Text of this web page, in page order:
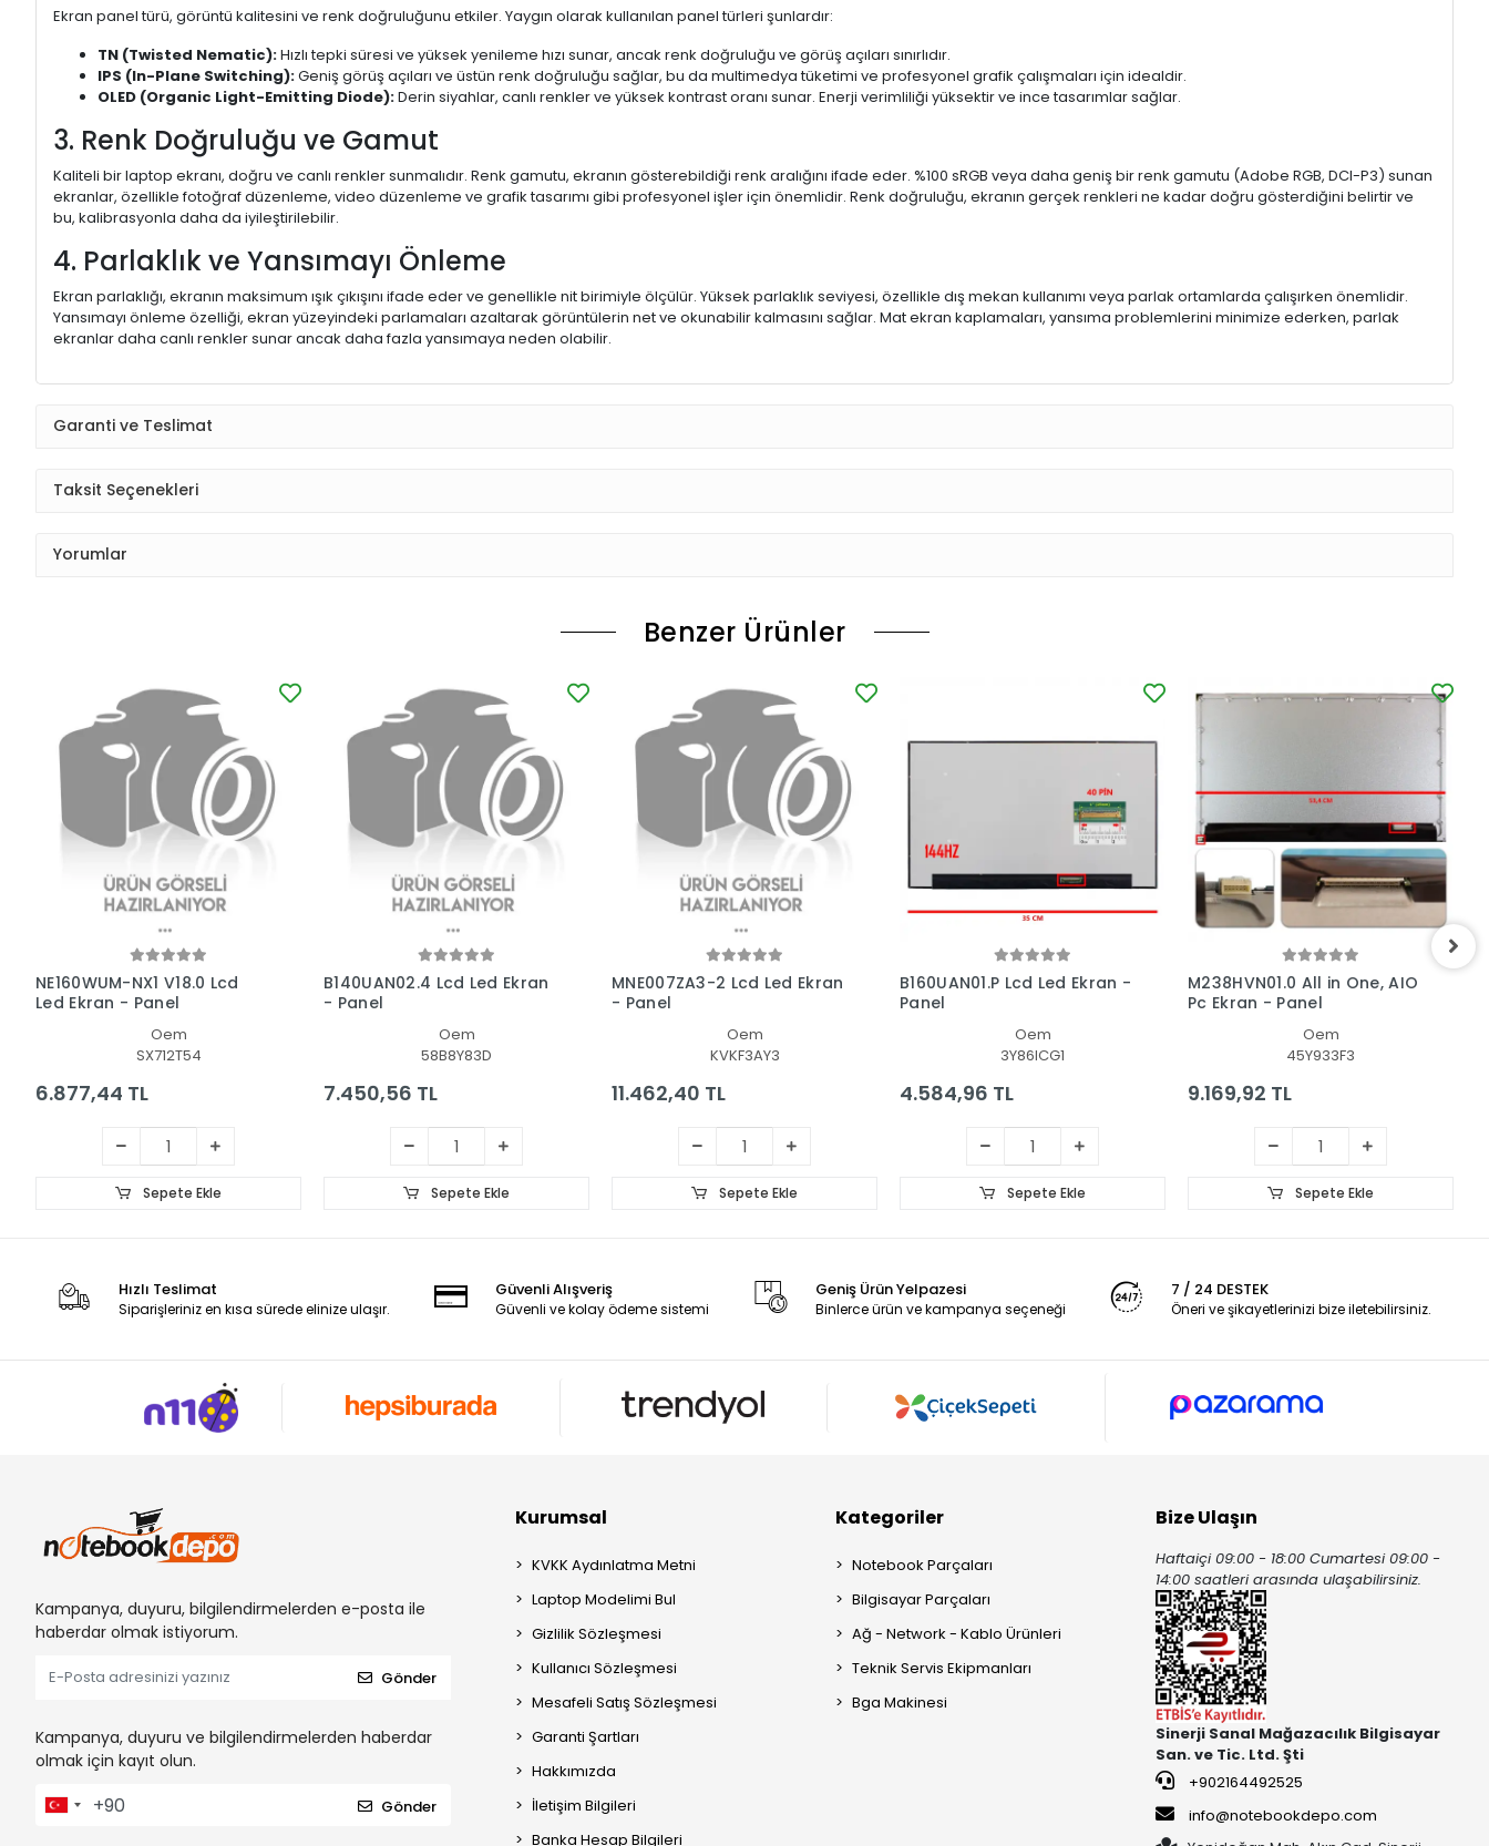
Ekran panel türü, görüntü kalitesini ve renk doğruluğunu etkiler. Yaygın olarak kullanılan panel türleri şunlardır:
TN (Twisted Nematic):Hızlı tepki süresi ve yüksek yenileme hızı sunar, ancak renk doğruluğu ve görüş açıları sınırlıdır.
IPS (In-Plane Switching):Geniş görüş açıları ve üstün renk doğruluğu sağlar, bu da multimedya tüketimi ve profesyonel grafik çalışmaları için idealdir.
OLED (Organic Light-Emitting Diode):Derin siyahlar, canlı renkler ve yüksek kontrast oranı sunar. Enerji verimliliği yüksektir ve ince tasarımlar sağlar.
3. Renk Doğruluğu ve Gamut
Kaliteli bir laptop ekranı, doğru ve canlı renkler sunmalıdır. Renk gamutu, ekranın gösterebildiği renk aralığını ifade eder. %100 sRGB veya daha geniş bir renk gamutu (Adobe RGB, DCI-P3) sunan
ekranlar, özellikle fotoğraf düzenleme, video düzenleme ve grafik tasarımı gibi profesyonel işler için önemlidir. Renk doğruluğu, ekranın gerçek renkleri ne kadar doğru gösterdiğini belirtir ve
bu, kalibrasyonla daha da iyileştirilebilir.
4. Parlaklık ve Yansımayı Önleme
Ekran parlaklığı, ekranın maksimum ışık çıkışını ifade eder ve genellikle nit birimiyle ölçülür. Yüksek parlaklık seviyesi, özellikle dış mekan kullanımı veya parlak ortamlarda çalışırken önemlidir.
Yansımayı önleme özelliği, ekran yüzeyindeki parlamaları azaltarak görüntülerin net ve okunabilir kalmasını sağlar. Mat ekran kaplamaları, yansıma problemlerini minimize ederken, parlak
ekranlar daha canlı renkler sunar ancak daha fazla yansımaya neden olabilir.
Garanti ve Teslimat
Taksit Seçenekleri
Yorumlar
Benzer Ürünler
NE160WUM-NX1 V18.0 Lcd
Led Ekran - Panel
Oem
SX712T54
6.877,44 TL
Sepete Ekle
B140UAN02.4 Lcd Led Ekran
- Panel
Oem
58B8Y83D
7.450,56 TL
Sepete Ekle
MNE007ZA3-2 Lcd Led Ekran
- Panel
Oem
KVKF3AY3
11.462,40 TL
Sepete Ekle
B160UAN01.P Lcd Led Ekran -
Panel
Oem
3Y86ICG1
4.584,96 TL
Sepete Ekle
M238HVN01.0 All in One, AIO
Pc Ekran - Panel
Oem
45Y933F3
9.169,92 TL
Sepete Ekle
Hızlı Teslimat
Siparişleriniz en kısa sürede elinize ulaşır.
Güvenli Alışveriş
Güvenli ve kolay ödeme sistemi
Geniş Ürün Yelpazesi
Binlerce ürün ve kampanya seçeneği
7 / 24 DESTEK
Öneri ve şikayetlerinizi bize iletebilirsiniz.
Kampanya, duyuru, bilgilendirmelerden e-posta ile
haberdar olmak istiyorum.
Gönder
Kampanya, duyuru ve bilgilendirmelerden haberdar
olmak için kayıt olun.
Gönder
Kurumsal
KVKK Aydınlatma Metni
Laptop Modelimi Bul
Gizlilik Sözleşmesi
Kullanıcı Sözleşmesi
Mesafeli Satış Sözleşmesi
Garanti Şartları
Hakkımızda
İletişim Bilgileri
Banka Hesap Bilgileri
Kategoriler
Notebook Parçaları
Bilgisayar Parçaları
Ağ - Network - Kablo Ürünleri
Teknik Servis Ekipmanları
Bga Makinesi
Bize Ulaşın
Haftaiçi 09:00 - 18:00 Cumartesi 09:00 -
14:00 saatleri arasında ulaşabilirsiniz.
Sinerji Sanal Mağazacılık Bilgisayar
San. ve Tic. Ltd. Şti
+902164492525
info@notebookdepo.com